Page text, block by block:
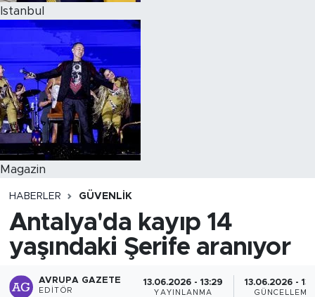
Istanbul
Magazin
HABERLER GÜVENLIK
Antalya'da kayıp 14
yaşındaki Şerife aranıyor
AVRUPA GAZETE
EDITÖR
13.06.2026 - 13:29
YAYINLANMA
13.06.2026 -
GÜNCELLEME